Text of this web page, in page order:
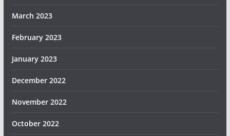
March 2023
February 2023
January 2023
December 2022
November 2022
October 2022